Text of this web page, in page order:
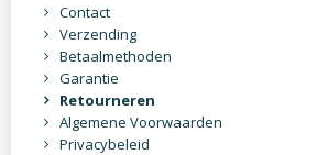
Contact
Verzending
Betaalmethoden
Garantie
Retourneren
Algemene Voorwaarden
Privacybeleid